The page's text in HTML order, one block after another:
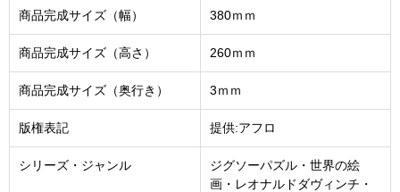
商品完成サイズ（幅） 380ｍｍ
商品完成サイズ（高さ） 260ｍｍ
商品完成サイズ（奥行き） 3ｍｍ
版権表記 提供:アフロ
シリーズ・ジャンル
ジグソーパズル・世界の絵
画・レオナルドダヴィンチ・